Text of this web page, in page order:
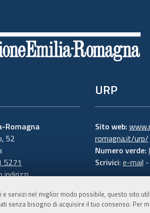
e servizi nel miglior modo possibile, questo sito
senza bisogno di acquisire il tuo consenso. Per
Romagna
52
5271
indirizzi
URP
Sito web:
romagna.it/urp/
Numero verde:
Scrivici: e-mail -